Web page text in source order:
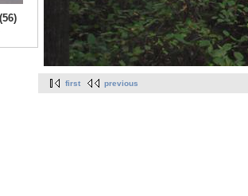
first previous